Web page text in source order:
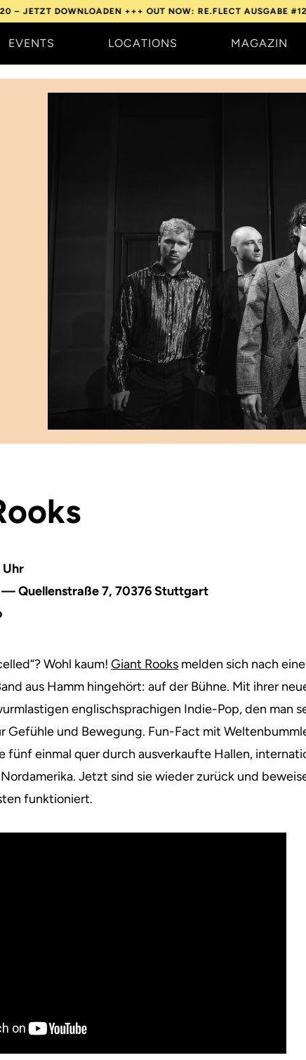
DOWNLOADEN +++OUT NOW: RE.FLECT AUSGABE #120 –
EVENTS LOCATIONS MAGAZIN
— Quellenstraße 7, 70376 Stuttgart
Wohl kaum! Giant Rooks melden sich nach
aus Hamm hingehört: auf der Bühne. Mit ihrer
englischsprachigen Indie-Pop, den man
Gefühle und Bewegung. Fun-Fact mit
fünf einmal quer durch ausverkaufte Hallen,
Jetzt sind sie wieder zurück und
funktioniert.